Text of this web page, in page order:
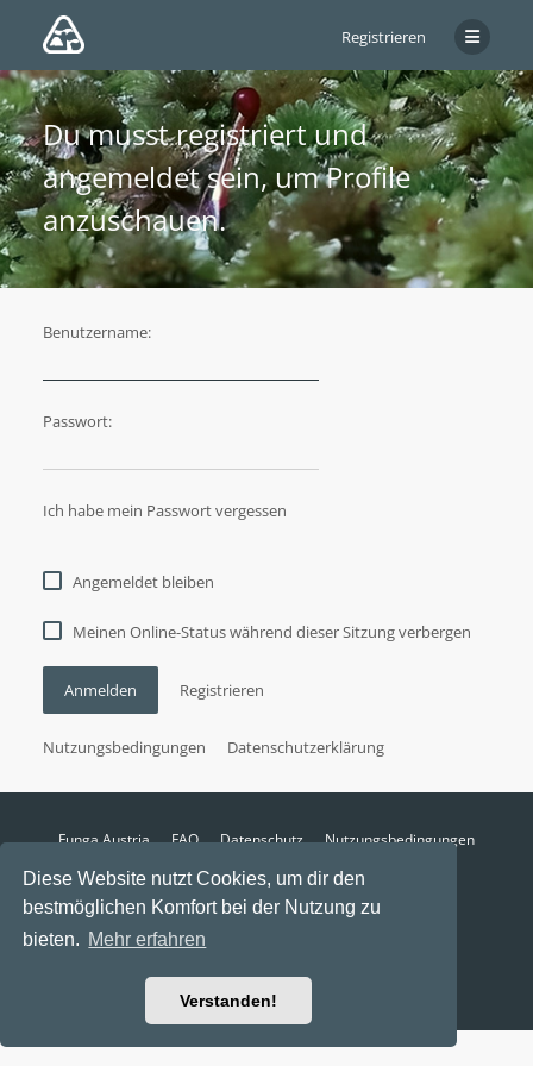
Diese Website nutzt Cookies, um dir den
bestmöglichen Komfort bei der Nutzung zu
bieten. Mehr erfahren
Verstanden!
Registrieren
Du musst registriert und
angemeldet sein, um Profile
anzuschauen.
Benutzername:
Passwort:
Ich habe mein Passwort vergessen
Angemeldet bleiben
Meinen Online-Status während dieser Sitzung verbergen
Anmelden Registrieren
Nutzungsbedingungen Datenschutzerklärung
Funga Austria FAQ Datenschutz
Nutzungsbedingungen
Alle Zeiten sindUTC+02:00
Aktuelle Zeit: 9. August 2026, 15:10
Powered byphpBB
Ravaio Theme byGramziu